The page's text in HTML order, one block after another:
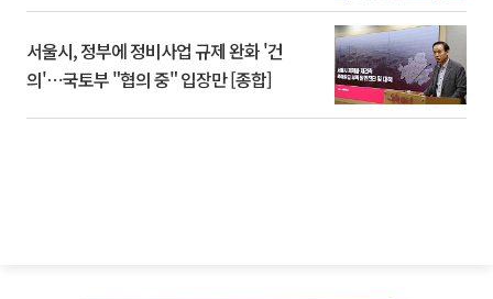
서울시, 정부에 정비사업 규제 완화 '건
의'⋯국토부 "협의 중" 입장만 [종합]